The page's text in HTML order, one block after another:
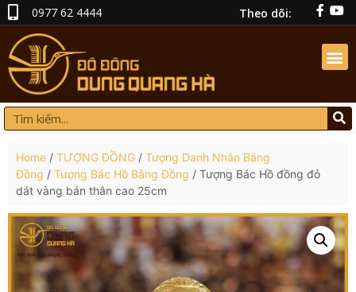
0977 62 4444 Theo dõi:
Home / TƯỢNG ĐỒNG / Tượng Danh Nhân Bằng
Đồng / Tượng Bác Hồ Bằng Đồng / Tượng Bác Hồ đồng đỏ
dát vàng bán thân cao 25cm